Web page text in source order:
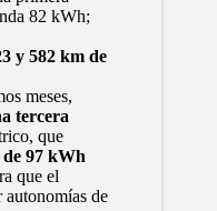
82 kWh;
y 582 km de
meses,
tercera
que
97 kWh
que el
de